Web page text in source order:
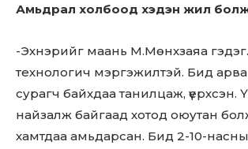
Амьдрал холбоод хэдэн жил
-Эхнэрийг маань М.Мөнхзаяа гэдэг.
технологич мэргэжилтэй. Бид
сурагч байхдаа танилцаж, үерхсэн.
найзалж байгаад хотод оюутан
хамтдаа амьдарсан. Бид 2-10-